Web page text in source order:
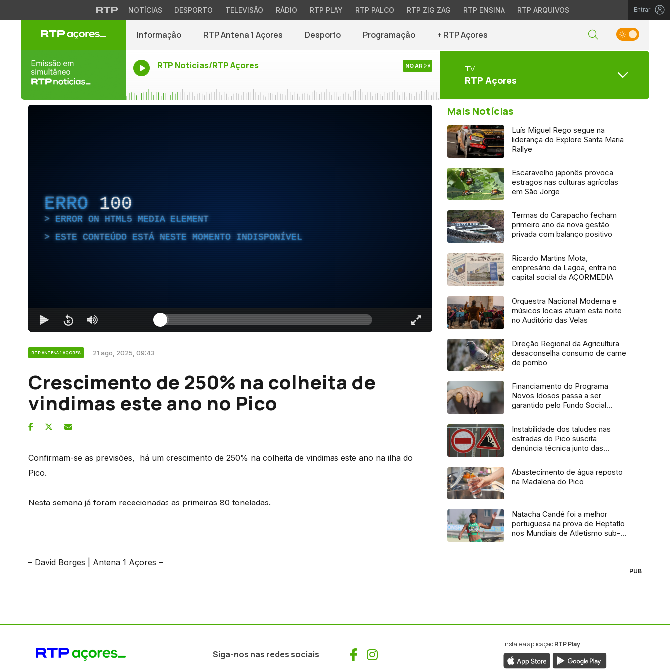
NOTÍCIAS DESPORTO TELEVISÃO RÁDIO RTP PLAY RTP PALCO RTP ZIG ZAG RTP ENSINA RTP ARQUIVOS Entrar
Informação RTP Antena 1 Açores Desporto Programação + RTP Açores
RTP Noticias/RTP Açores NO AR TV
RTP Açores
ERRO 100
ERROR ON HTML5 MEDIA ELEMENT
ESTE CONTEÚDO ESTÁ NESTE MOMENTO INDISPONÍVEL
RTP ANTENA 1 AÇORES 21 ago, 2025, 09:43
Crescimento de 250% na colheita de
vindimas este ano no Pico
Confirmam-se as previsões, há um crescimento de 250% na colheita de vindimas este ano na ilha do
Pico.
Nesta semana já foram rececionadas as primeiras 80 toneladas.
– David Borges | Antena 1 Açores –
Mais Notícias
Luís Miguel Rego segue na
liderança do Explore Santa Maria
Rallye
Escaravelho japonês provoca
estragos nas culturas agrícolas
em São Jorge
Termas do Carapacho fecham
primeiro ano da nova gestão
privada com balanço positivo
Ricardo Martins Mota,
empresário da Lagoa, entra no
capital social da AÇORMEDIA
Orquestra Nacional Moderna e
músicos locais atuam esta noite
no Auditório das Velas
Direção Regional da Agricultura
desaconselha consumo de carne
de pombo
Financiamento do Programa
Novos Idosos passa a ser
garantido pelo Fundo Social
Instabilidade dos taludes nas
estradas do Pico suscita
denúncia técnica junto das
Abastecimento de água reposto
na Madalena do Pico
Natacha Candé foi a melhor
portuguesa na prova de Heptatlo
nos Mundiais de Atletismo sub-
PUB
Siga-nos nas redes sociais Facebook
Instagram
Instale a aplicaçãoRTP Play